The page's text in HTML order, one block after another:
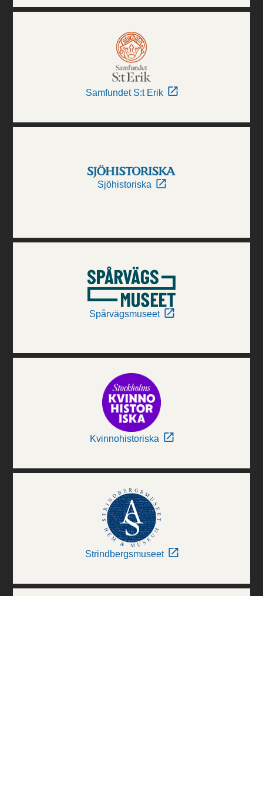
Samfundet S:t Erik
Sjöhistoriska
Spårvägsmuseet
Kvinnohistoriska
Strindbergsmuseet